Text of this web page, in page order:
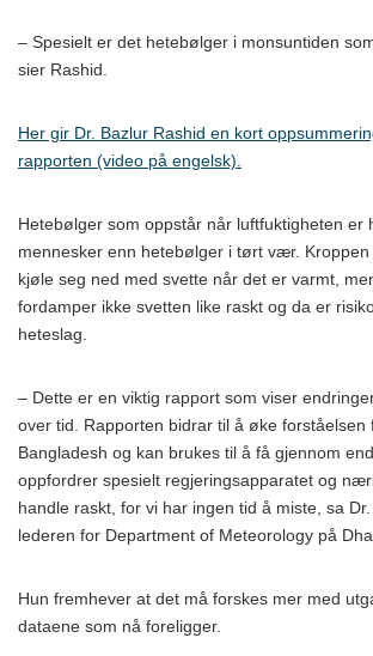
– Spesielt er det hetebølger i monsuntiden
sier Rashid.
Her gir Dr. Bazlur Rashid en kort
rapporten (video på engelsk).
Hetebølger som oppstår når luftfuktigheten er
mennesker enn hetebølger i tørt vær.
kjøle seg ned med svette når det er varmt,
fordamper ikke svetten like raskt og da er
heteslag.
– Dette er en viktig rapport som viser
over tid. Rapporten bidrar til å øke forståelsen
Bangladesh og kan brukes til å få gjennom
oppfordrer spesielt regjeringsapparatet og
handle raskt, for vi har ingen tid å miste, sa Dr.
lederen for Department of Meteorology på
Hun fremhever at det må forskes mer med
dataene som nå foreligger.